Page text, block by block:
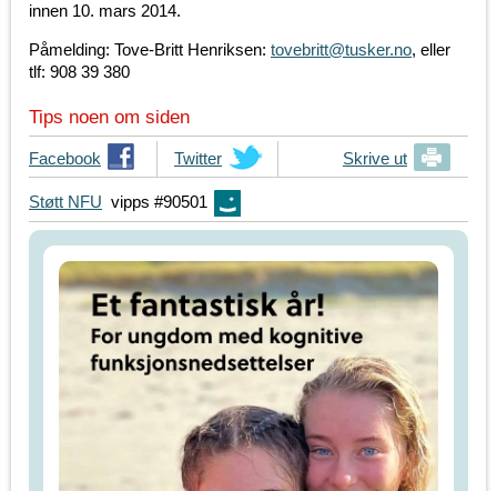
innen 10. mars 2014.
Påmelding: Tove-Britt Henriksen: tovebritt@tusker.no, eller
tlf: 908 39 380
Tips noen om siden
T
i
p
s
Facebook
T
i
p
s
i
n
e
e
Twitter Skrive ut
Støtt NFU vipps #90501